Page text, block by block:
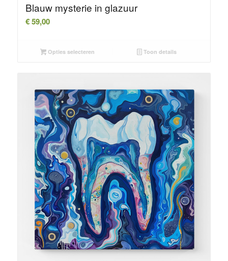
Blauw mysterie in glazuur
€59,00
Opties selecteren Toon details